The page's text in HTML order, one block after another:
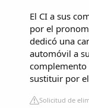
El CI a sus
por el
dedicó una
automóvil a
complemento
sustituir por
Solicitud de